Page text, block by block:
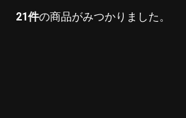
21件の商品がみつかりました。